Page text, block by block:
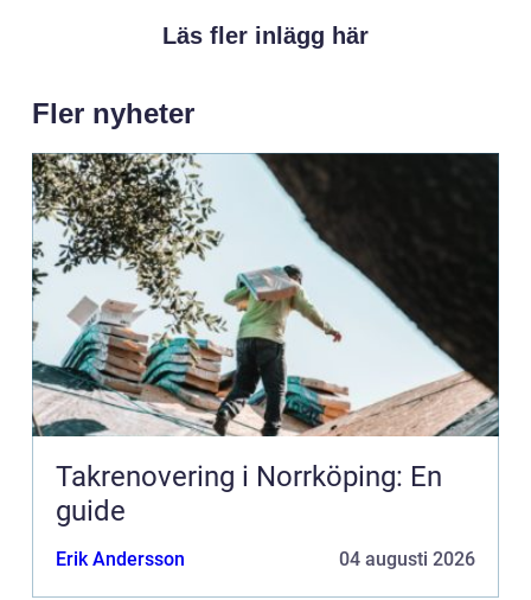
Läs fler inlägg här
Fler nyheter
Takrenovering i Norrköping: En
guide
Erik Andersson 04 augusti 2026